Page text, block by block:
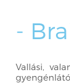
-
Vallási,